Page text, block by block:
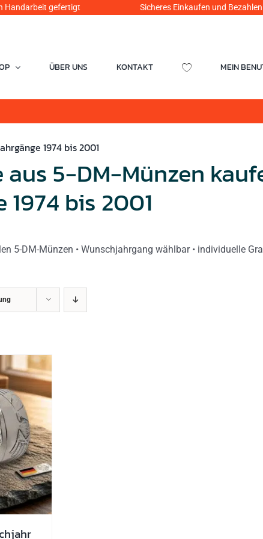
gefertigt Sicheres Einkaufen und Bezahlen
ÜBER UNS KONTAKT MEIN
1974 bis 2001
aus 5-DM-Münzen
1974 bis 2001
5-DM-Münzen • Wunschjahrgang wählbar • individuelle